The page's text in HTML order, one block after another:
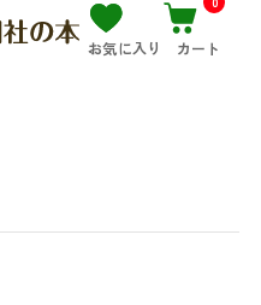
お気に入り カート